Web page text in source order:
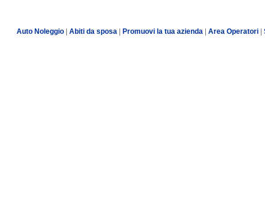
Auto Noleggio Abiti da sposa Promuovi la tua azienda Area Operatori